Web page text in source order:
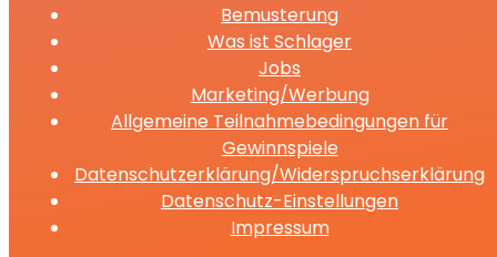
Bemusterung
Was ist Schlager
Jobs
Marketing/Werbung
Allgemeine Teilnahmebedingungen für
Gewinnspiele
Datenschutzerklärung/Widerspruchserklärung
Datenschutz-Einstellungen
Impressum